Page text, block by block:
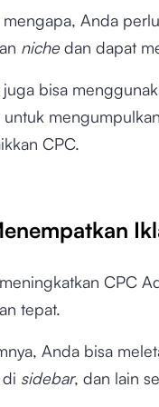
mengapa, Anda
nichedan dapat
bisa
untuk
CPC.
CPC
tepat.
Anda bisa
sidebar, dan lain